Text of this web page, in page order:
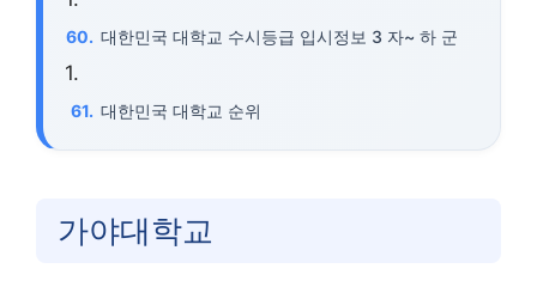
대한민국 대학교 수시등급 입시정보 3 자~ 하 군
대한민국 대학교 순위
가야대학교